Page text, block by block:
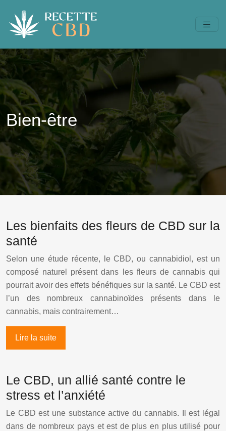
Bien-être
Les bienfaits des fleurs de CBD sur la
santé
Selon une étude récente, le CBD, ou cannabidiol, est un
composé naturel présent dans les fleurs de cannabis qui
pourrait avoir des effets bénéfiques sur la santé. Le CBD est
l’un des nombreux cannabinoïdes présents dans le
cannabis, mais contrairement…
Lire la suite
Le CBD, un allié santé contre le
stress et l’anxiété
Le CBD est une substance active du cannabis. Il est légal
dans de nombreux pays et est de plus en plus utilisé pour